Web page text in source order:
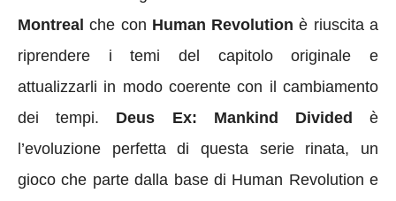
Montreal che con Human Revolution è riuscita a
riprendere i temi del capitolo originale e
attualizzarli in modo coerente con il cambiamento
dei tempi. Deus Ex: Mankind Divided
è
l’evoluzione perfetta di questa serie rinata, un
gioco che parte dalla base di Human Revolution e